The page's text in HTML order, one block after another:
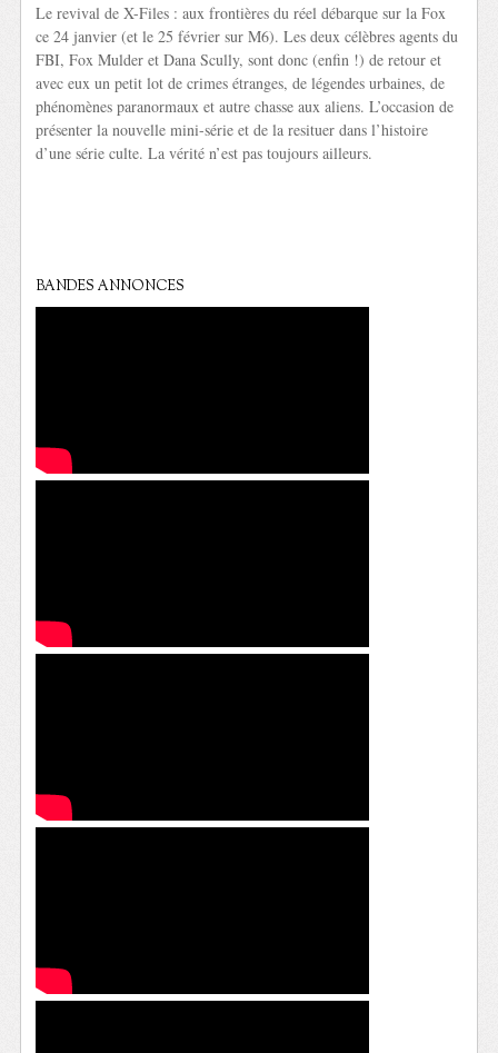
Le revival de X-Files : aux frontières du réel débarque sur la Fox
ce 24 janvier (et le 25 février sur M6). Les deux célèbres agents du
FBI, Fox Mulder et Dana Scully, sont donc (enfin !) de retour et
avec eux un petit lot de crimes étranges, de légendes urbaines, de
phénomènes paranormaux et autre chasse aux aliens. L’occasion de
présenter la nouvelle mini-série et de la resituer dans l’histoire
d’une série culte. La vérité n’est pas toujours ailleurs.
BANDES ANNONCES